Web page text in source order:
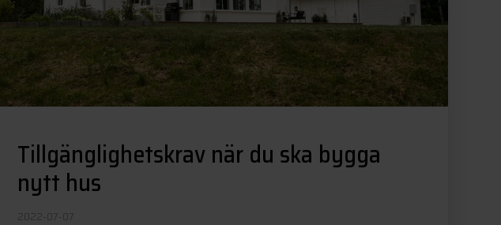
Tillgänglighetskrav när du ska bygga
nytt hus
2022-07-07